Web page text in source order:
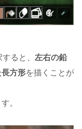
ると、 左右の鉛
方形を描くことが
。